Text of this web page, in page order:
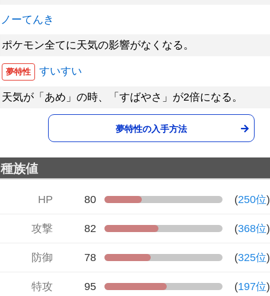
ノーてんき
ポケモン全てに天気の影響がなくなる。
夢特性 すいすい
天気が「あめ」の時、「すばやさ」が2倍になる。
夢特性の入手方法
種族値
HP 80 (250位)
攻撃 82 (368位)
防御 78 (325位)
特攻 95 (197位)